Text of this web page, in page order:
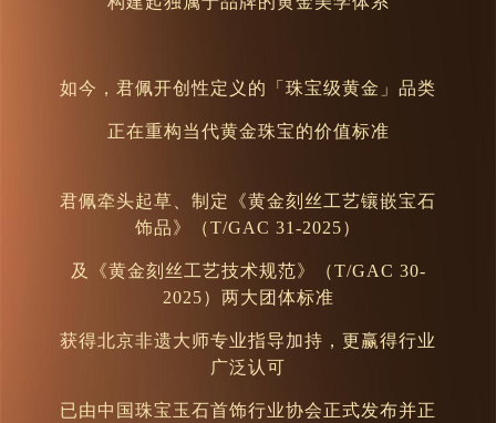
如今，君佩开创性定义的「珠宝级黄金」品类
正在重构当代黄金珠宝的价值标准
君佩牵头起草、制定《黄金刻丝工艺镶嵌宝石
饰品》（T/GAC 31-2025）
及《黄金刻丝工艺技术规范》（T/GAC 30-
2025）两大团体标准
获得北京非遗大师专业指导加持，更赢得行业
广泛认可
已由中国珠宝玉石首饰行业协会正式发布并正